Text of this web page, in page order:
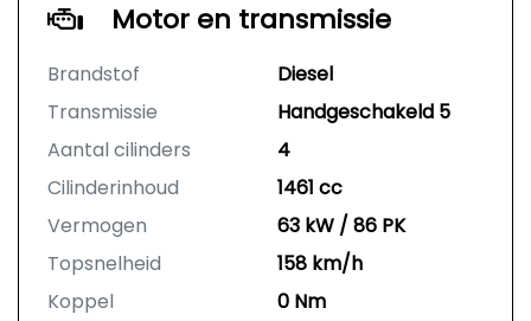
Motor en transmissie
Brandstof
Diesel
Transmissie
Handgeschakeld 5
Aantal cilinders
4
Cilinderinhoud
1461 cc
Vermogen
63 kW / 86 PK
Topsnelheid
158 km/h
Koppel
0 Nm